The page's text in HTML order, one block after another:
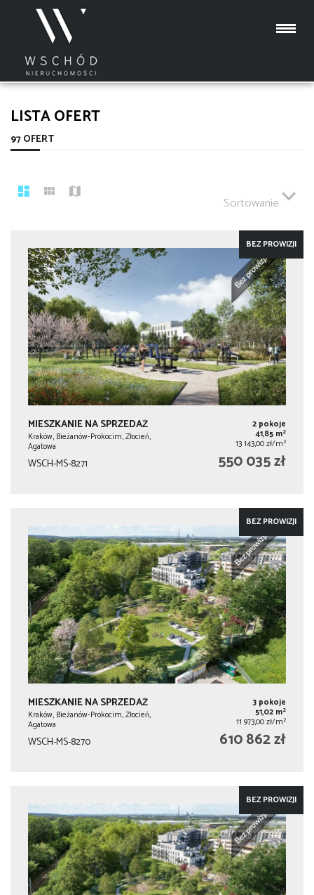
LISTA OFERT
97 OFERT
Sortowanie
BEZ PROWIZJI
MIESZKANIE NA SPRZEDAŻ
Kraków, Bieżanów-Prokocim, Złocień,
Agatowa
2 pokoje
41,85 m2
13 143,00 zł/m2
WSCH-MS-8271 550 035 zł
BEZ PROWIZJI
MIESZKANIE NA SPRZEDAŻ
Kraków, Bieżanów-Prokocim, Złocień,
Agatowa
3 pokoje
51,02 m2
11 973,00 zł/m2
WSCH-MS-8270 610 862 zł
BEZ PROWIZJI